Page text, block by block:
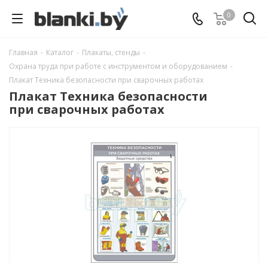
0
Главная - Каталог - Плакаты, стенды -
Охрана труда при работе с инструментом и оборудованием -
Плакат Техника безопасности при сварочных работах
Плакат Техника безопасности
при сварочных работах